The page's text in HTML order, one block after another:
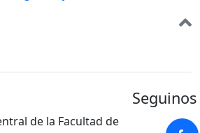
de la Facultad de